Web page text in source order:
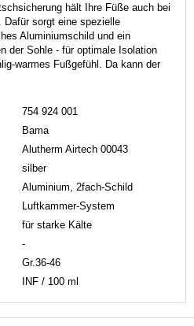
hält Ihre Füße auch bei
Dafür sorgt eine spezielle
Aluminiumschild und ein
der Sohle - für optimale Isolation
warmes Fußgefühl. Da kann der
754 924 001
Bama
Alutherm Airtech 00043
silber
Aluminium, 2fach-Schild
Luftkammer-System
für starke Kälte
-
Gr.36-46
INF / 100 ml